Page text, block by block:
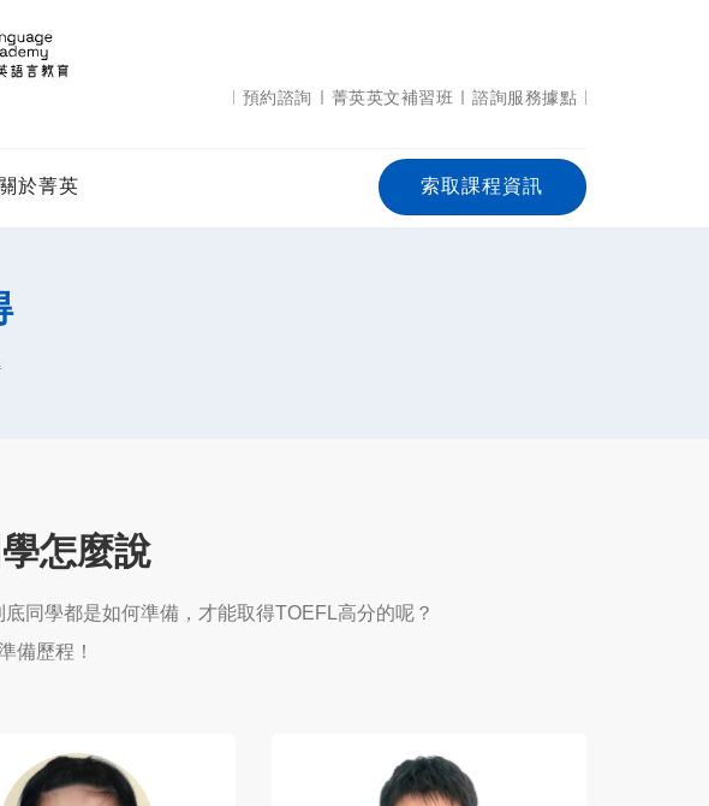
預約諮詢 菁英英文補習班 諮詢服務據點
於菁英 索取課程資訊
怎麼說
同學都是如何準備，才能取得TOEFL高分的呢？
備歷程！